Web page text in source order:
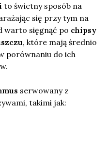
to świetny sposób na
się przy tym na
warto sięgnąć po chipsy
, które mają średnio
porównaniu do ich
serwowany z
takimi jak: